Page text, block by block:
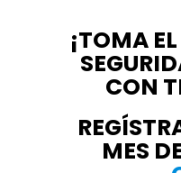
¡TOMA
CON
MES